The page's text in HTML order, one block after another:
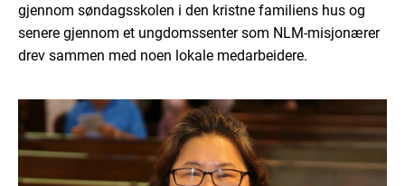
gjennom søndagsskolen i den kristne familiens hus og
senere gjennom et ungdomssenter som NLM-misjonærer
drev sammen med noen lokale medarbeidere.